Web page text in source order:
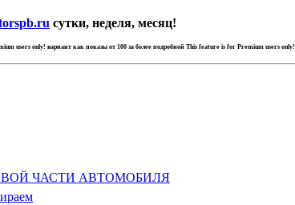
сутки, неделя, месяц!
users only! вариант как показы от 100 за более подробной This feature is for Premium users only!
ЧАСТИ АВТОМОБИЛЯ